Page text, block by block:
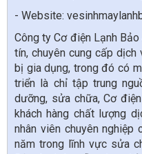
- Website:
Công ty Cơ điện Lạnh
tín, chuyên cung cấp
bị gia dụng, trong đó có
triển là chỉ tập trung
dưỡng, sửa chữa, Cơ
khách hàng chất lượng
nhân viên chuyên nghiệp
năm trong lĩnh vực sửa